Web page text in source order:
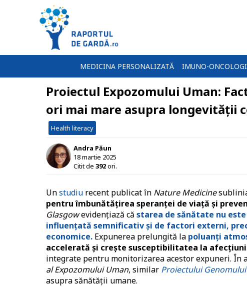
MEDICINA PERSONALIZATĂ IMUNO-
Proiectul Expozomului Uman:
ori mai mare asupra longevității
Health literacy
Andra Păun
18 martie 2025
Citit de 392ori.
Unstudiu recent publicat în Nature Medicine
pentru îmbunătățirea speranței de viață și
Glasgowevidențiază că starea de sănătate nu
influențată semnificativ și de factori externi,
economice. Expunerea prelungită la poluanți
accelerată și crește susceptibilitatea la
integrate pentru monitorizarea acestor expuneri. În
al Expozomului Uman, similar Proiectului
asupra sănătății umane.